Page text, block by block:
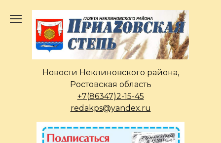
содержанию
Новости Неклиновского района,
Ростовская область
+7(86347)2-15-45
redakps@yandex.ru